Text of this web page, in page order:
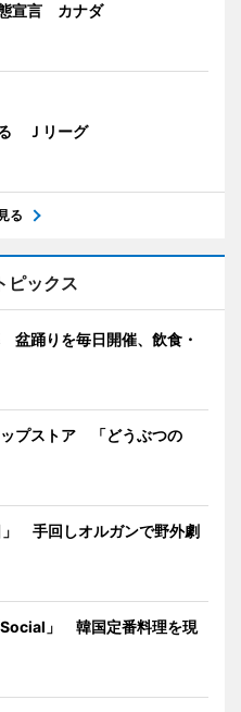
宣言 カナダ
Ｊリーグ
る
ピックス
踊りを毎日開催、飲食・
プストア 「どうぶつの
手回しオルガンで野外劇
Social」 韓国定番料理を現